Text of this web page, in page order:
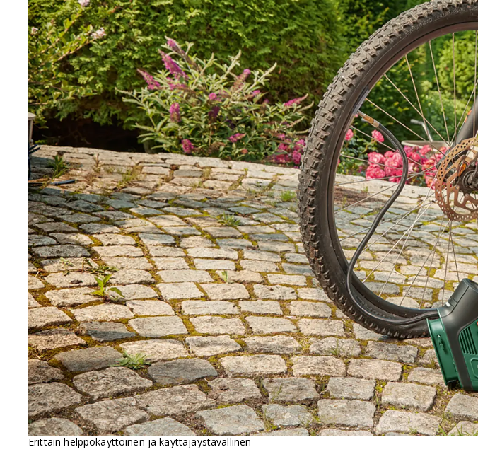
Erittäin helppokäyttöinen ja käyttäjäystävällinen